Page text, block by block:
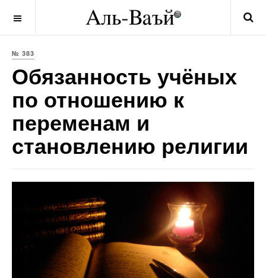
№ 383
Обязанность учёных
по отношению к
переменам и
становлению религии